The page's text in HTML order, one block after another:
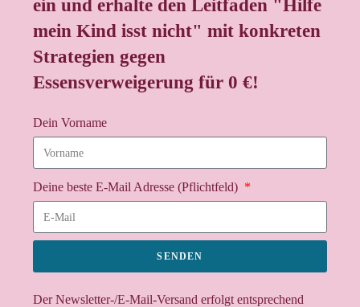
ein und erhalte den Leitfaden "Hilfe
mein Kind isst nicht" mit konkreten
Strategien gegen
Essensverweigerung für 0 €!
Dein Vorname
Deine beste E-Mail Adresse (Pflichtfeld)
SENDEN
Der Newsletter-/E-Mail-Versand erfolgt entsprechend